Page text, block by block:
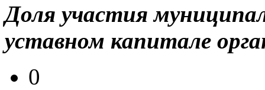
Доля участия
уставном капитале
0